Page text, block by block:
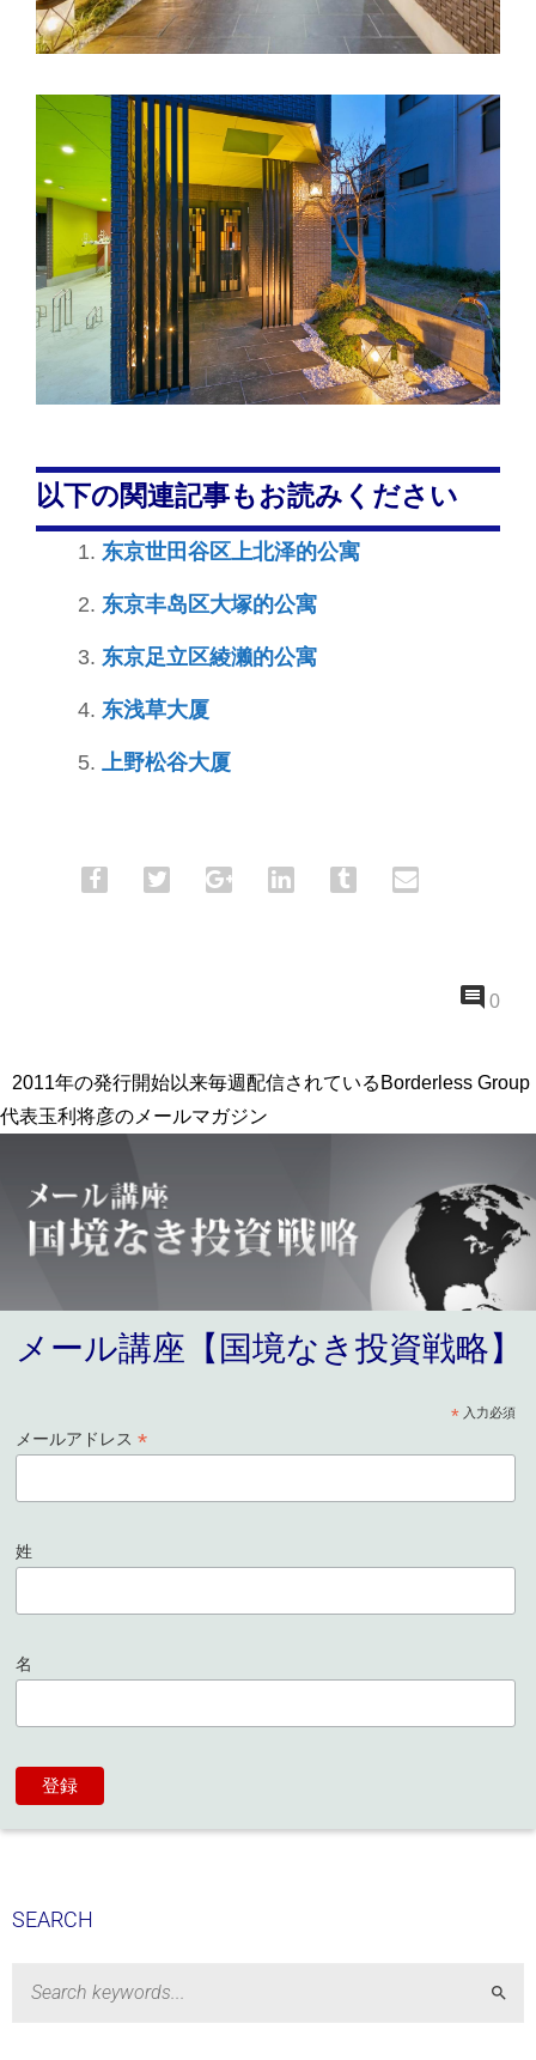
以下の関連記事もお読みください
东京世田谷区上北泽的公寓
东京丰岛区大塚的公寓
东京足立区綾濑的公寓
东浅草大厦
上野松谷大厦
0
2011年の発行開始以来毎週配信されているBorderless Group
代表玉利将彦のメールマガジン
メール講座【国境なき投資戦略】
*入力必須
メールアドレス*
姓
名
SEARCH